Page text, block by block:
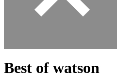
Best of watson